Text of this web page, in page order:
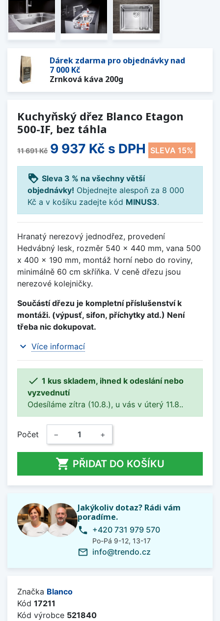
Dárek zdarma pro objednávky nad
7 000 Kč
Zrnková káva 200g
Kuchyňský dřez Blanco Etagon
500-IF, bez táhla
11 691 Kč 9 937 Kč s DPH SLEVA 15%
loyalty Sleva 3 % na všechny větší
objednávky! Objednejte alespoň za 8 000
Kč a v košíku zadejte kód MINUS3.
Hranatý nerezový jednodřez, provedení
Hedvábný lesk, rozměr 540 x 440 mm, vana 500
x 400 x 190 mm, montáž horní nebo do roviny,
minimálně 60 cm skříňka. V ceně dřezu jsou
nerezové kolejničky.
Součástí dřezu je kompletní příslušenství k
montáži. (výpusť, sifon, příchytky atd.) Není
třeba nic dokupovat.
expand_more Více informací
 1 kus skladem, ihned k odeslání nebo
vyzvednutí
Odesíláme zítra (10.8.), u vás v úterý 11.8..
Počet − +
 PŘIDAT DO KOŠÍKU
Jakýkoliv dotaz? Rádi vám
poradíme.
phone +420 731 979 570
Po-Pá 9-12, 13-17
mail_outline info@trendo.cz
Značka Blanco
Kód 17211
Kód výrobce 521840